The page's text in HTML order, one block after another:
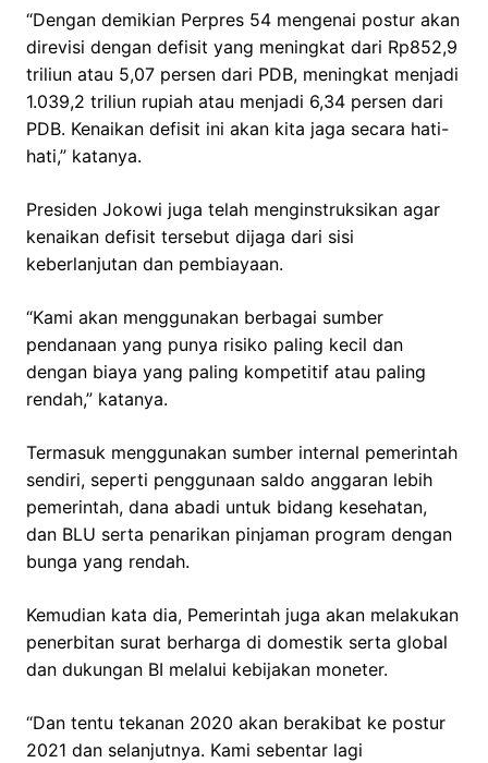
“Dengan demikian Perpres 54 mengenai postur akan
direvisi dengan defisit yang meningkat dari Rp852,9
triliun atau 5,07 persen dari PDB, meningkat menjadi
1.039,2 triliun rupiah atau menjadi 6,34 persen dari
PDB. Kenaikan defisit ini akan kita jaga secara hati-
hati,” katanya.
Presiden Jokowi juga telah menginstruksikan agar
kenaikan defisit tersebut dijaga dari sisi
keberlanjutan dan pembiayaan.
“Kami akan menggunakan berbagai sumber
pendanaan yang punya risiko paling kecil dan
dengan biaya yang paling kompetitif atau paling
rendah,” katanya.
Termasuk menggunakan sumber internal pemerintah
sendiri, seperti penggunaan saldo anggaran lebih
pemerintah, dana abadi untuk bidang kesehatan,
dan BLU serta penarikan pinjaman program dengan
bunga yang rendah.
Kemudian kata dia, Pemerintah juga akan melakukan
penerbitan surat berharga di domestik serta global
dan dukungan BI melalui kebijakan moneter.
“Dan tentu tekanan 2020 akan berakibat ke postur
2021 dan selanjutnya. Kami sebentar lagi